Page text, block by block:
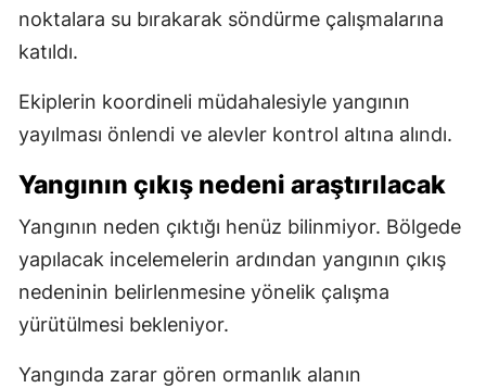
noktalara su bırakarak söndürme çalışmalarına
katıldı.
Ekiplerin koordineli müdahalesiyle yangının
yayılması önlendi ve alevler kontrol altına alındı.
Yangının çıkış nedeni araştırılacak
Yangının neden çıktığı henüz bilinmiyor. Bölgede
yapılacak incelemelerin ardından yangının çıkış
nedeninin belirlenmesine yönelik çalışma
yürütülmesi bekleniyor.
Yangında zarar gören ormanlık alanın